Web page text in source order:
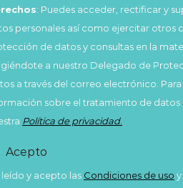
: Puedes acceder, rectificar y
personales así como ejercitar otros
de datos y consultas en la
a nuestro Delegado de
a través del correo electrónico. Para
sobre el tratamiento de datos
Política de privacidad.
Acepto
leído y acepto las Condiciones de uso y